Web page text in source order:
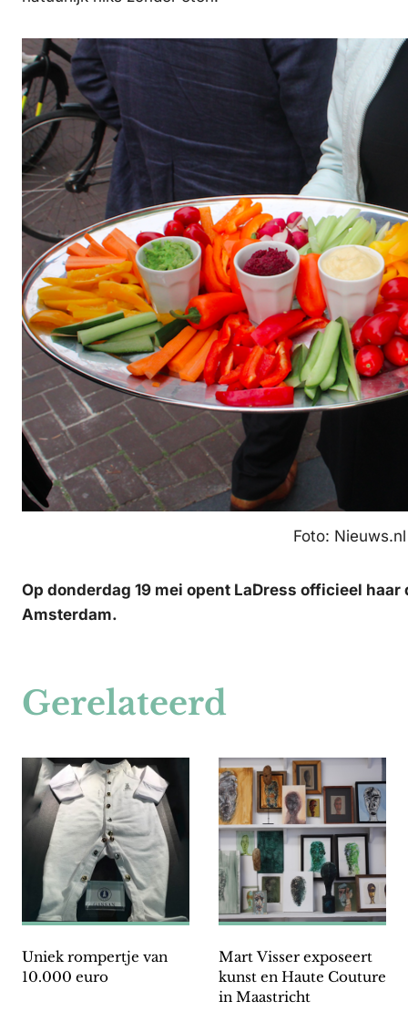
Foto: Nieuws.nl
Op donderdag 19 mei opent LaDress officieel
Amsterdam.
Gerelateerd
Uniek rompertje van
10.000 euro
Mart Visser exposeert
kunst en Haute Couture
in Maastricht